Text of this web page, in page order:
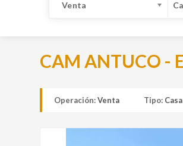
Venta
CAM ANTUCO -
Operación:Venta Tipo: Casa